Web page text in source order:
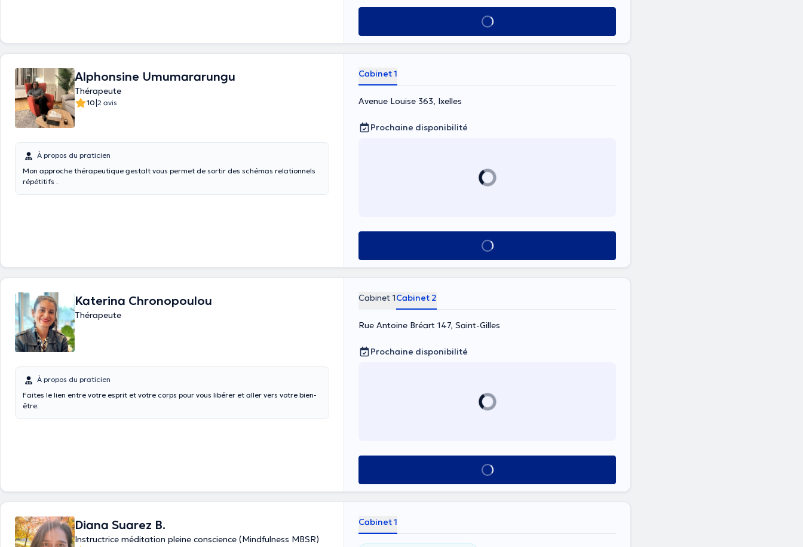
Voir tout
Alphonsine Umumararungu
Thérapeute
10|2 avis
À propos du praticien
Mon approche thérapeutique gestalt vous permet de sortir des schémas relationnels
répétitifs .
Cabinet 1
Avenue Louise 363, Ixelles
Prochaine disponibilité
Voir tout
Katerina Chronopoulou
Thérapeute
À propos du praticien
Faites le lien entre votre esprit et votre corps pour vous libérer et aller vers votre bien-
être.
Cabinet 1Cabinet 2
Rue Antoine Bréart 147, Saint-Gilles
Prochaine disponibilité
Voir tout
Diana Suarez B.
Instructrice méditation pleine conscience (Mindfulness MBSR)
Cabinet 1